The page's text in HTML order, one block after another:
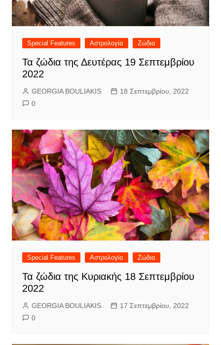
Special Features Αστρολογία Ζώδια
Τα ζώδια της Δευτέρας 19 Σεπτεμβρίου
2022
GEORGIA BOULIAKIS
18 Σεπτεμβρίου, 2022
0
Special Features Αστρολογία Ζώδια
Τα ζώδια της Κυριακής 18 Σεπτεμβρίου
2022
GEORGIA BOULIAKIS
17 Σεπτεμβρίου, 2022
0